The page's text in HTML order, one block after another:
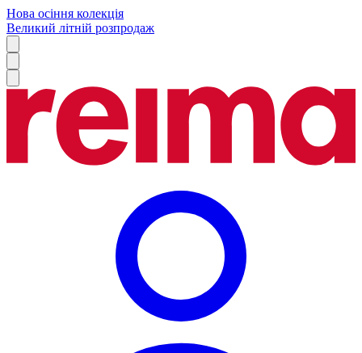
Нова осіння колекція
Великий літній розпродаж